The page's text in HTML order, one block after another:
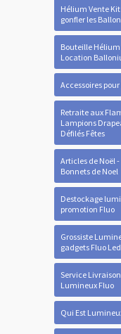
Hélium Vente
gonfler les
Bouteille Hélium
Location
Accessoires
Retraite aux
Lampions
Défilés Fêtes
Articles de Noël -
Bonnets de Noel
Destockage
promotion Fluo
Grossiste
gadgets Fluo Led
Service Livraison
Lumineux Fluo
Qui Est